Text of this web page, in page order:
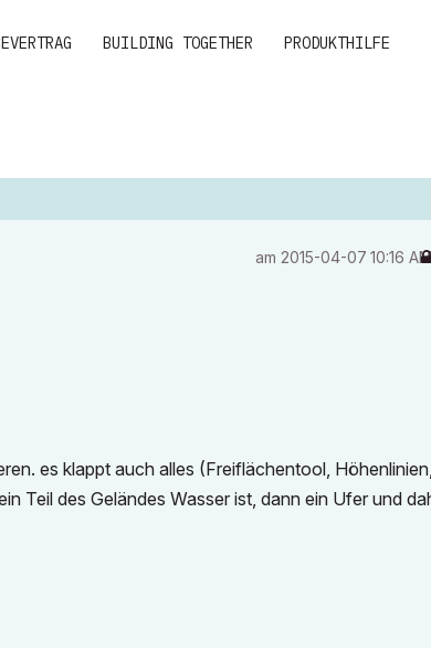
BUILDING TOGETHER PRODUKTHILFE
am ‎2015-04-07 10:16 AM
es klappt auch alles (Freiflächentool,
Teil des Geländes Wasser ist, dann ein Ufer und